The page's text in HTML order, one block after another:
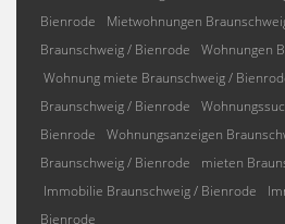
Bienrode
Mietwohnungen
Braunschweig / Bienrode
Wohnungen
Wohnung miete Braunschweig /
Braunschweig / Bienrode
Bienrode
Wohnungsanzeigen
Braunschweig / Bienrode
mieten
Immobilie Braunschweig / Bienrode
Bienrode